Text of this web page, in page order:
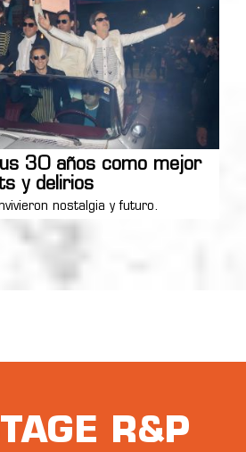
30 años como mejor
y delirios
nostalgia y futuro.
R&P